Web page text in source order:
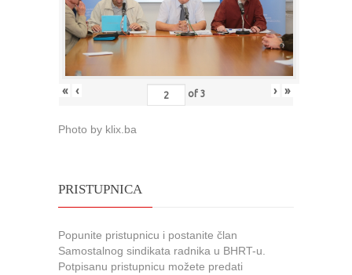
« ‹ of 3 › »
Photo by klix.ba
PRISTUPNICA
Popunite pristupnicu i postanite član
Samostalnog sindikata radnika u BHRT-u.
Potpisanu pristupnicu možete predati